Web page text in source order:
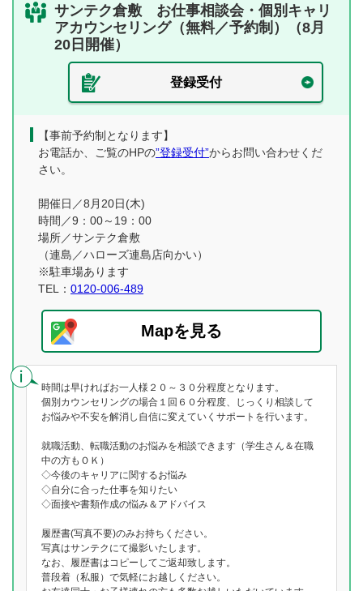
サンテク倉敷 お仕事相談会・個別キャリ
アカウンセリング（無料／予約制）（8月
20日開催）
登録受付
【事前予約制となります】
お電話か、ご覧のHPの”登録受付”からお問い合わせくだ
さい。
開催日／8月20日(木)
時間／9：00～19：00
場所／サンテク倉敷
（連島／ハローズ連島店向かい）
※駐車場あります
TEL： 0120-006-489
Mapを見る
時間は早ければお一人様２０～３０分程度となります。
個別カウンセリングの場合１回６０分程度、じっくり相談して
お悩みや不安を解消し自信に変えていくサポートを行います。
就職活動、転職活動のお悩みを相談できます（学生さん＆在職
中の方もＯＫ）
◇今後のキャリアに関するお悩み
◇自分に合った仕事を知りたい
◇面接や書類作成の悩み＆アドバイス
履歴書(写真不要)のみお持ちください。
写真はサンテクにて撮影いたします。
なお、履歴書はコピーしてご返却致します。
普段着（私服）で気軽にお越しください。